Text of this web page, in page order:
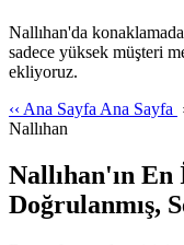
Nallıhan'da
sadece yüksek müşteri
ekliyoruz.
‹‹ Ana Sayfa Ana Sayfa
Nallıhan
Nallıhan'ın
Doğrulanmış,